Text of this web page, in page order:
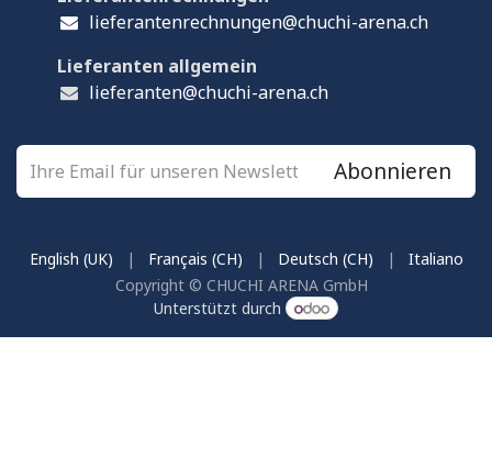
lieferantenrechnungen@chuchi-arena.ch
Lieferanten allgemein
lieferanten@chuchi-arena.ch
Abonnieren
Copyright © CHUCHI ARENA GmbH
English (UK) | Français (CH) | Deutsch (CH) | Italiano
Unterstützt durch